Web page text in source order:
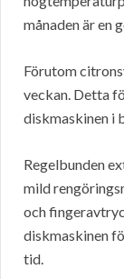
månaden är en
Förutom
veckan. Detta
diskmaskinen i
Regelbunden
mild
och
diskmaskinen
tid.